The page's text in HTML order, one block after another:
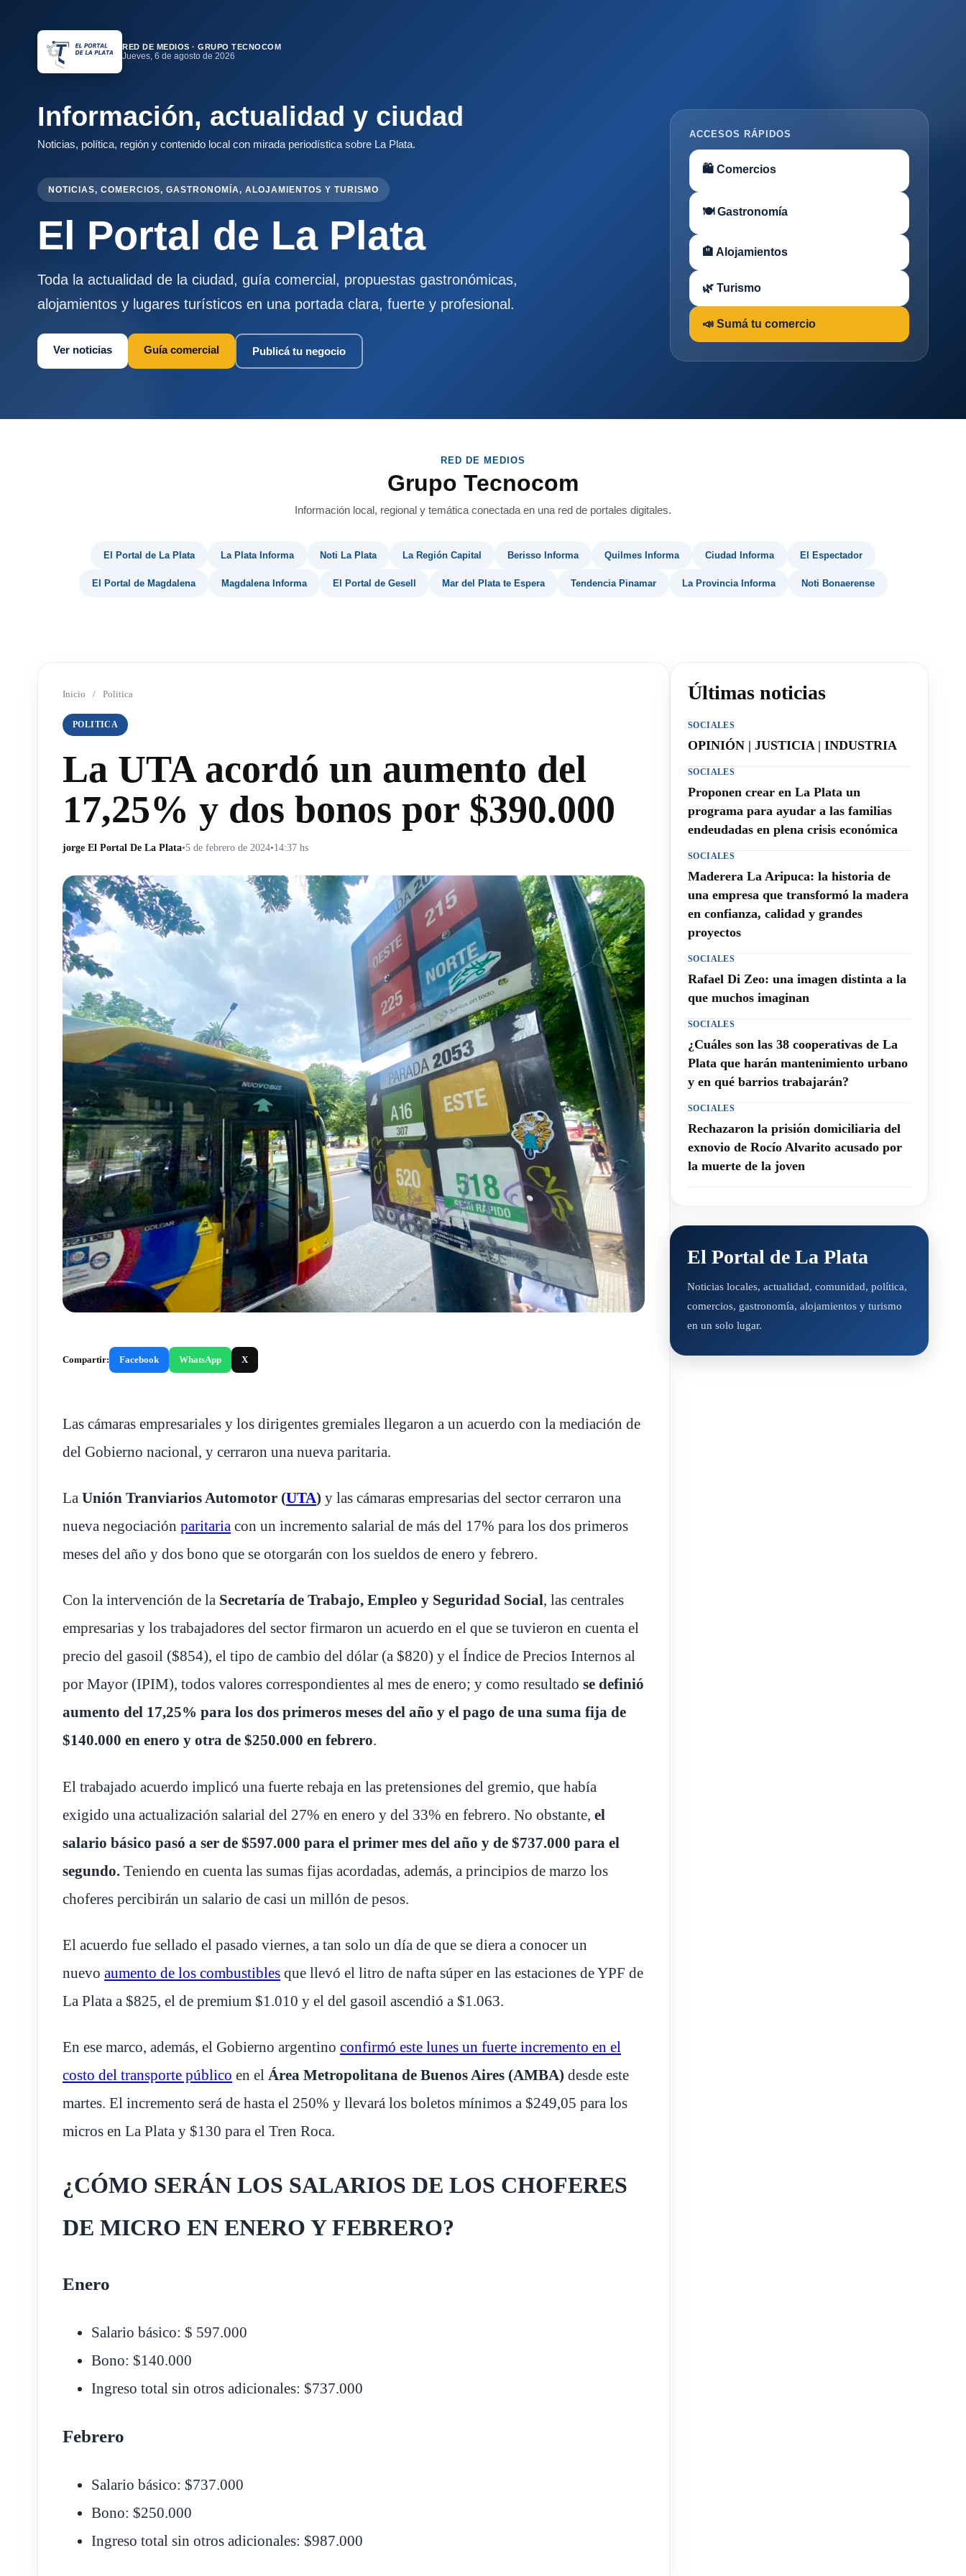
RED DE MEDIOS · GRUPO TECNOCOM
Jueves, 6 de agosto de 2026
Información, actualidad y ciudad
Noticias, política, región y contenido local con mirada periodística sobre La Plata.
NOTICIAS, COMERCIOS, GASTRONOMÍA, ALOJAMIENTOS Y TURISMO
El Portal de La Plata
Toda la actualidad de la ciudad, guía comercial, propuestas gastronómicas,
alojamientos y lugares turísticos en una portada clara, fuerte y profesional.
Ver noticias Guía comercial Publicá tu negocio
ACCESOS RÁPIDOS
🛍 Comercios
🍽 Gastronomía
🏨 Alojamientos
🌿 Turismo
📣 Sumá tu comercio
RED DE MEDIOS
Grupo Tecnocom
Información local, regional y temática conectada en una red de portales digitales.
El Portal de La Plata La Plata Informa Noti La Plata La Región Capital Berisso Informa Quilmes Informa Ciudad Informa El Espectador
El Portal de Magdalena Magdalena Informa El Portal de Gesell Mar del Plata te Espera Tendencia Pinamar La Provincia Informa Noti Bonaerense
Inicio / Politica
POLITICA
La UTA acordó un aumento del
17,25% y dos bonos por $390.000
jorge El Portal De La Plata•5 de febrero de 2024•14:37 hs
Compartir: Facebook WhatsApp X
Las cámaras empresariales y los dirigentes gremiales llegaron a un acuerdo con la mediación de
del Gobierno nacional, y cerraron una nueva paritaria.
La Unión Tranviarios Automotor (UTA) y las cámaras empresarias del sector cerraron una
nueva negociación paritaria con un incremento salarial de más del 17% para los dos primeros
meses del año y dos bono que se otorgarán con los sueldos de enero y febrero.
Con la intervención de la Secretaría de Trabajo, Empleo y Seguridad Social, las centrales
empresarias y los trabajadores del sector firmaron un acuerdo en el que se tuvieron en cuenta el
precio del gasoil ($854), el tipo de cambio del dólar (a $820) y el Índice de Precios Internos al
por Mayor (IPIM), todos valores correspondientes al mes de enero; y como resultado se definió
aumento del 17,25% para los dos primeros meses del año y el pago de una suma fija de
$140.000 en enero y otra de $250.000 en febrero.
El trabajado acuerdo implicó una fuerte rebaja en las pretensiones del gremio, que había
exigido una actualización salarial del 27% en enero y del 33% en febrero. No obstante, el
salario básico pasó a ser de $597.000 para el primer mes del año y de $737.000 para el
segundo. Teniendo en cuenta las sumas fijas acordadas, además, a principios de marzo los
choferes percibirán un salario de casi un millón de pesos.
El acuerdo fue sellado el pasado viernes, a tan solo un día de que se diera a conocer un
nuevo aumento de los combustibles que llevó el litro de nafta súper en las estaciones de YPF de
La Plata a $825, el de premium $1.010 y el del gasoil ascendió a $1.063.
En ese marco, además, el Gobierno argentino confirmó este lunes un fuerte incremento en el
costo del transporte público en el Área Metropolitana de Buenos Aires (AMBA) desde este
martes. El incremento será de hasta el 250% y llevará los boletos mínimos a $249,05 para los
micros en La Plata y $130 para el Tren Roca.
¿CÓMO SERÁN LOS SALARIOS DE LOS CHOFERES
DE MICRO EN ENERO Y FEBRERO?
Enero
Salario básico: $ 597.000
Bono: $140.000
Ingreso total sin otros adicionales: $737.000
Febrero
Salario básico: $737.000
Bono: $250.000
Ingreso total sin otros adicionales: $987.000
Últimas noticias
SOCIALES
OPINIÓN | JUSTICIA | INDUSTRIA
SOCIALES
Proponen crear en La Plata un
programa para ayudar a las familias
endeudadas en plena crisis económica
SOCIALES
Maderera La Aripuca: la historia de
una empresa que transformó la madera
en confianza, calidad y grandes
proyectos
SOCIALES
Rafael Di Zeo: una imagen distinta a la
que muchos imaginan
SOCIALES
¿Cuáles son las 38 cooperativas de La
Plata que harán mantenimiento urbano
y en qué barrios trabajarán?
SOCIALES
Rechazaron la prisión domiciliaria del
exnovio de Rocío Alvarito acusado por
la muerte de la joven
El Portal de La Plata
Noticias locales, actualidad, comunidad, política,
comercios, gastronomía, alojamientos y turismo
en un solo lugar.